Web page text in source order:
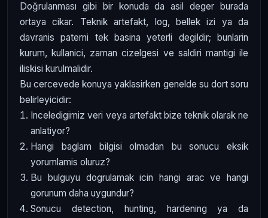
Doğrulanması gibi bir konuda da asil deger burada
ortaya cikar. Teknik artefakt, log, bellek izi ya da
davranis paterni tek basina yeterli degildir; bunlarin
kurum, kullanici, zaman cizelgesi ve saldiri mantigi ile
iliskisi kurulmalidir.
Bu cercevede konuya yaklasirken genelde su dort soru
belirleyicidir:
Inceledigimiz veri veya artefakt bize teknik olarak ne
anlatiyor?
Hangi baglam bilgisi olmadan bu sonucu eksik
yorumlamis oluruz?
Bu bulguyu dogrulamak icin hangi arac ve hangi
gorunum daha uygundur?
Sonucu detection, hunting, hardening ya da